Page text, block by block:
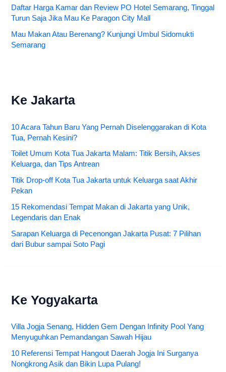
Daftar Harga Kamar dan Review PO Hotel Semarang, Tinggal
Turun Saja Jika Mau Ke Paragon City Mall
Mau Makan Atau Berenang? Kunjungi Umbul Sidomukti
Semarang
Ke Jakarta
10 Acara Tahun Baru Yang Pernah Diselenggarakan di Kota
Tua, Pernah Kesini?
Toilet Umum Kota Tua Jakarta Malam: Titik Bersih, Akses
Keluarga, dan Tips Antrean
Titik Drop-off Kota Tua Jakarta untuk Keluarga saat Akhir
Pekan
15 Rekomendasi Tempat Makan di Jakarta yang Unik,
Legendaris dan Enak
Sarapan Keluarga di Pecenongan Jakarta Pusat: 7 Pilihan
dari Bubur sampai Soto Pagi
Ke Yogyakarta
Villa Jogja Senang, Hidden Gem Dengan Infinity Pool Yang
Menyuguhkan Pemandangan Sawah Hijau
10 Referensi Tempat Hangout Daerah Jogja Ini Surganya
Nongkrong Asik dan Bikin Lupa Pulang!